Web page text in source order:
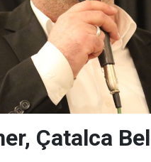
Çatalca